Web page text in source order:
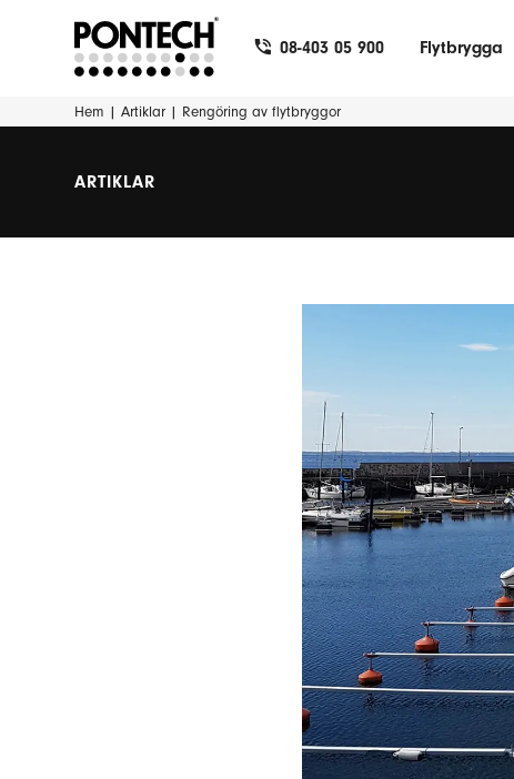
08-403 05 900 Flytbrygga
Hem |Artiklar | Rengöring av flytbryggor
ARTIKLAR